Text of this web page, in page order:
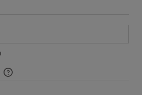
kosztów płatności